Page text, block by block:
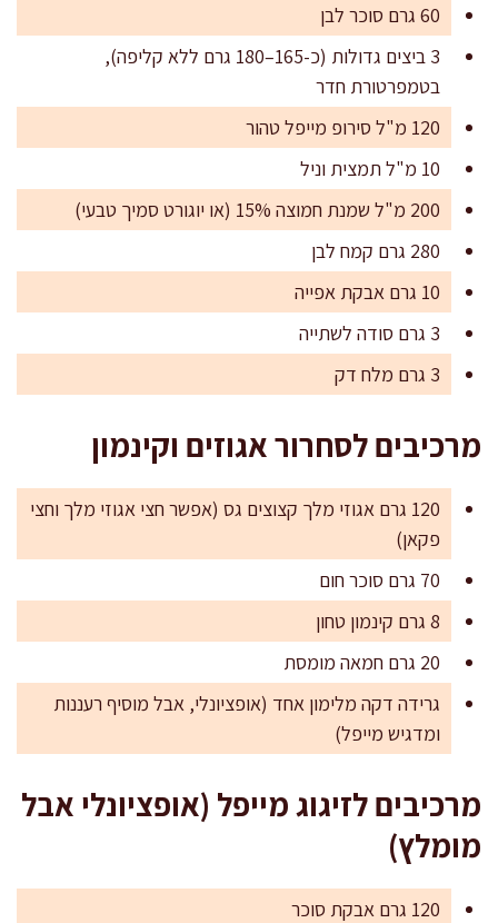
60 גרם סוכר לבן
3 ביצים גדולות (כ-165–180 גרם ללא קליפה),
בטמפרטורת חדר
120 מ"ל סירופ מייפל טהור
10 מ"ל תמצית וניל
200 מ"ל שמנת חמוצה 15% (או יוגורט סמיך טבעי)
280 גרם קמח לבן
10 גרם אבקת אפייה
3 גרם סודה לשתייה
3 גרם מלח דק
מרכיבים לסחרור אגוזים וקינמון
120 גרם אגוזי מלך קצוצים גס (אפשר חצי אגוזי מלך וחצי
פקאן)
70 גרם סוכר חום
8 גרם קינמון טחון
20 גרם חמאה מומסת
גרידה דקה מלימון אחד (אופציונלי, אבל מוסיף רעננות
ומדגיש מייפל)
מרכיבים לזיגוג מייפל (אופציונלי אבל
מומלץ)
120 גרם אבקת סוכר